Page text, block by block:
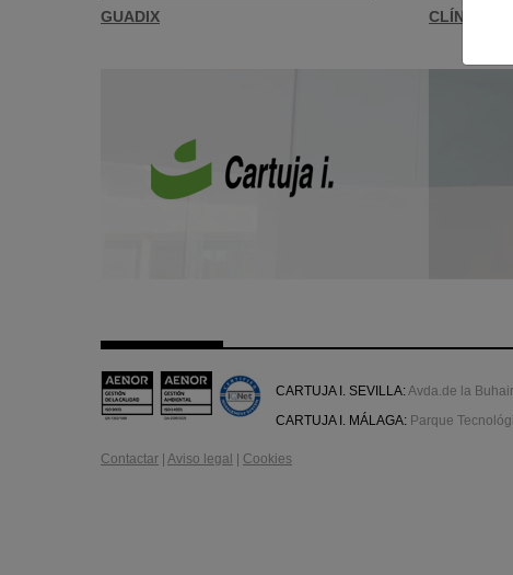
GUADIX
CLÍNICA
CARTUJA I. SEVILLA:Avda.de la
CARTUJA I. MÁLAGA: Parque
Contactar Aviso legal Cookies